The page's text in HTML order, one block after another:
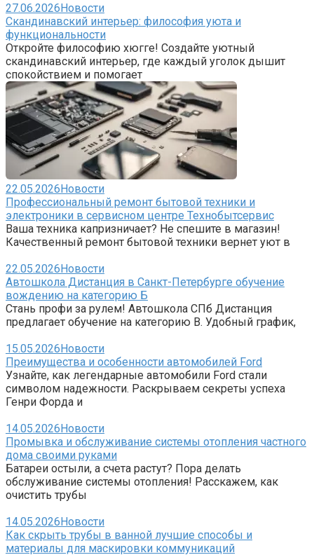
27.06.2026Новости
Скандинавский интерьер: философия уюта и
функциональности
Откройте философию хюгге! Создайте уютный
скандинавский интерьер, где каждый уголок дышит
спокойствием и помогает
22.05.2026Новости
Профессиональный ремонт бытовой техники и
электроники в сервисном центре Технобытсервис
Ваша техника капризничает? Не спешите в магазин!
Качественный ремонт бытовой техники вернет уют в
22.05.2026Новости
Автошкола Дистанция в Санкт-Петербурге обучение
вождению на категорию Б
Стань профи за рулем! Автошкола СПб Дистанция
предлагает обучение на категорию B. Удобный график,
15.05.2026Новости
Преимущества и особенности автомобилей Ford
Узнайте, как легендарные автомобили Ford стали
символом надежности. Раскрываем секреты успеха
Генри Форда и
14.05.2026Новости
Промывка и обслуживание системы отопления частного
дома своими руками
Батареи остыли, а счета растут? Пора делать
обслуживание системы отопления! Расскажем, как
очистить трубы
14.05.2026Новости
Как скрыть трубы в ванной лучшие способы и
материалы для маскировки коммуникаций